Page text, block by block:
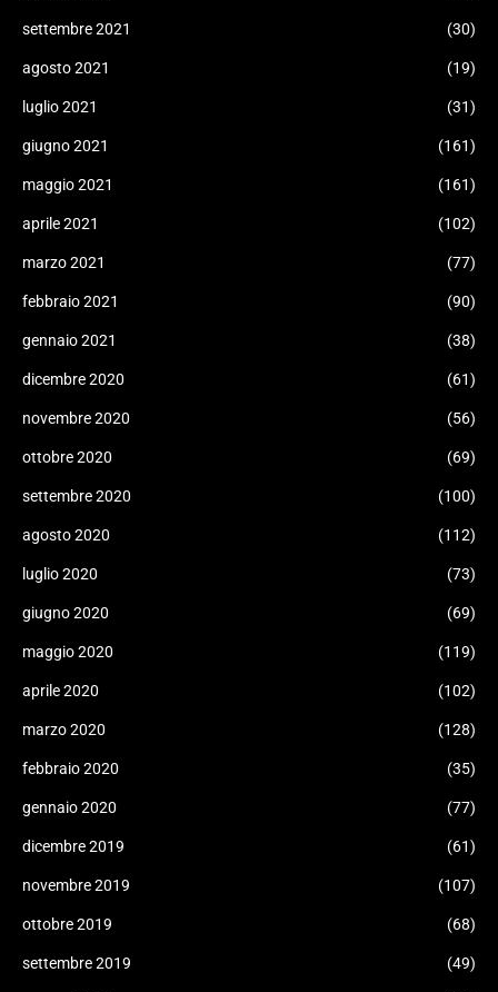
settembre 2021 (30)
agosto 2021 (19)
luglio 2021 (31)
giugno 2021 (161)
maggio 2021 (161)
aprile 2021 (102)
marzo 2021 (77)
febbraio 2021 (90)
gennaio 2021 (38)
dicembre 2020 (61)
novembre 2020 (56)
ottobre 2020 (69)
settembre 2020 (100)
agosto 2020 (112)
luglio 2020 (73)
giugno 2020 (69)
maggio 2020 (119)
aprile 2020 (102)
marzo 2020 (128)
febbraio 2020 (35)
gennaio 2020 (77)
dicembre 2019 (61)
novembre 2019 (107)
ottobre 2019 (68)
settembre 2019 (49)